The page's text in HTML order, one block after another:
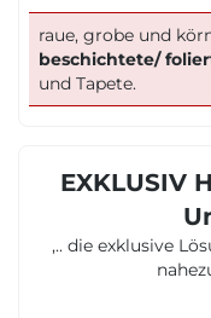
raue, grobe und
beschichtete/
und Tapete.
EXKLUSIV
,.. die exklusive